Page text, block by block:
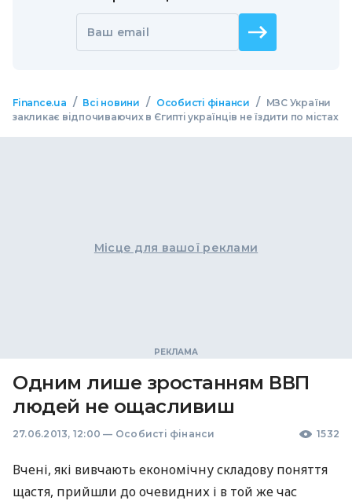
Ваш email
Finance.ua / Всі новини / Особисті фінанси /
МЗС України
закликає відпочиваючих в Єгипті українців не їздити по містах
Місце для вашої реклами
Одним лише зростанням ВВП
людей не ощасливиш
27.06.2013, 12:00 — Особисті фінанси 1532
Вчені, які вивчають економічну складову поняття
щастя, прийшли до очевидних і в той же час